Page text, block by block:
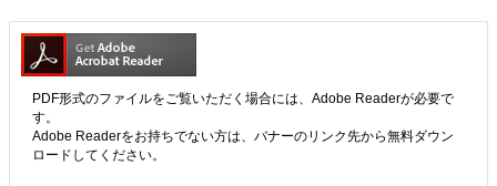
PDF形式のファイルをご覧いただく場合には、Adobe Readerが必要で
す。
Adobe Readerをお持ちでない方は、バナーのリンク先から無料ダウン
ロードしてください。